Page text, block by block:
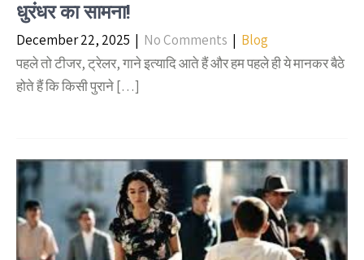
धुरंधर का सामना!
December 22, 2025 | No Comments | Blog
पहले तो टीजर, ट्रेलर, गाने इत्यादि आते हैं और हम पहले ही ये मानकर बैठे
होते हैं कि किसी पुराने […]